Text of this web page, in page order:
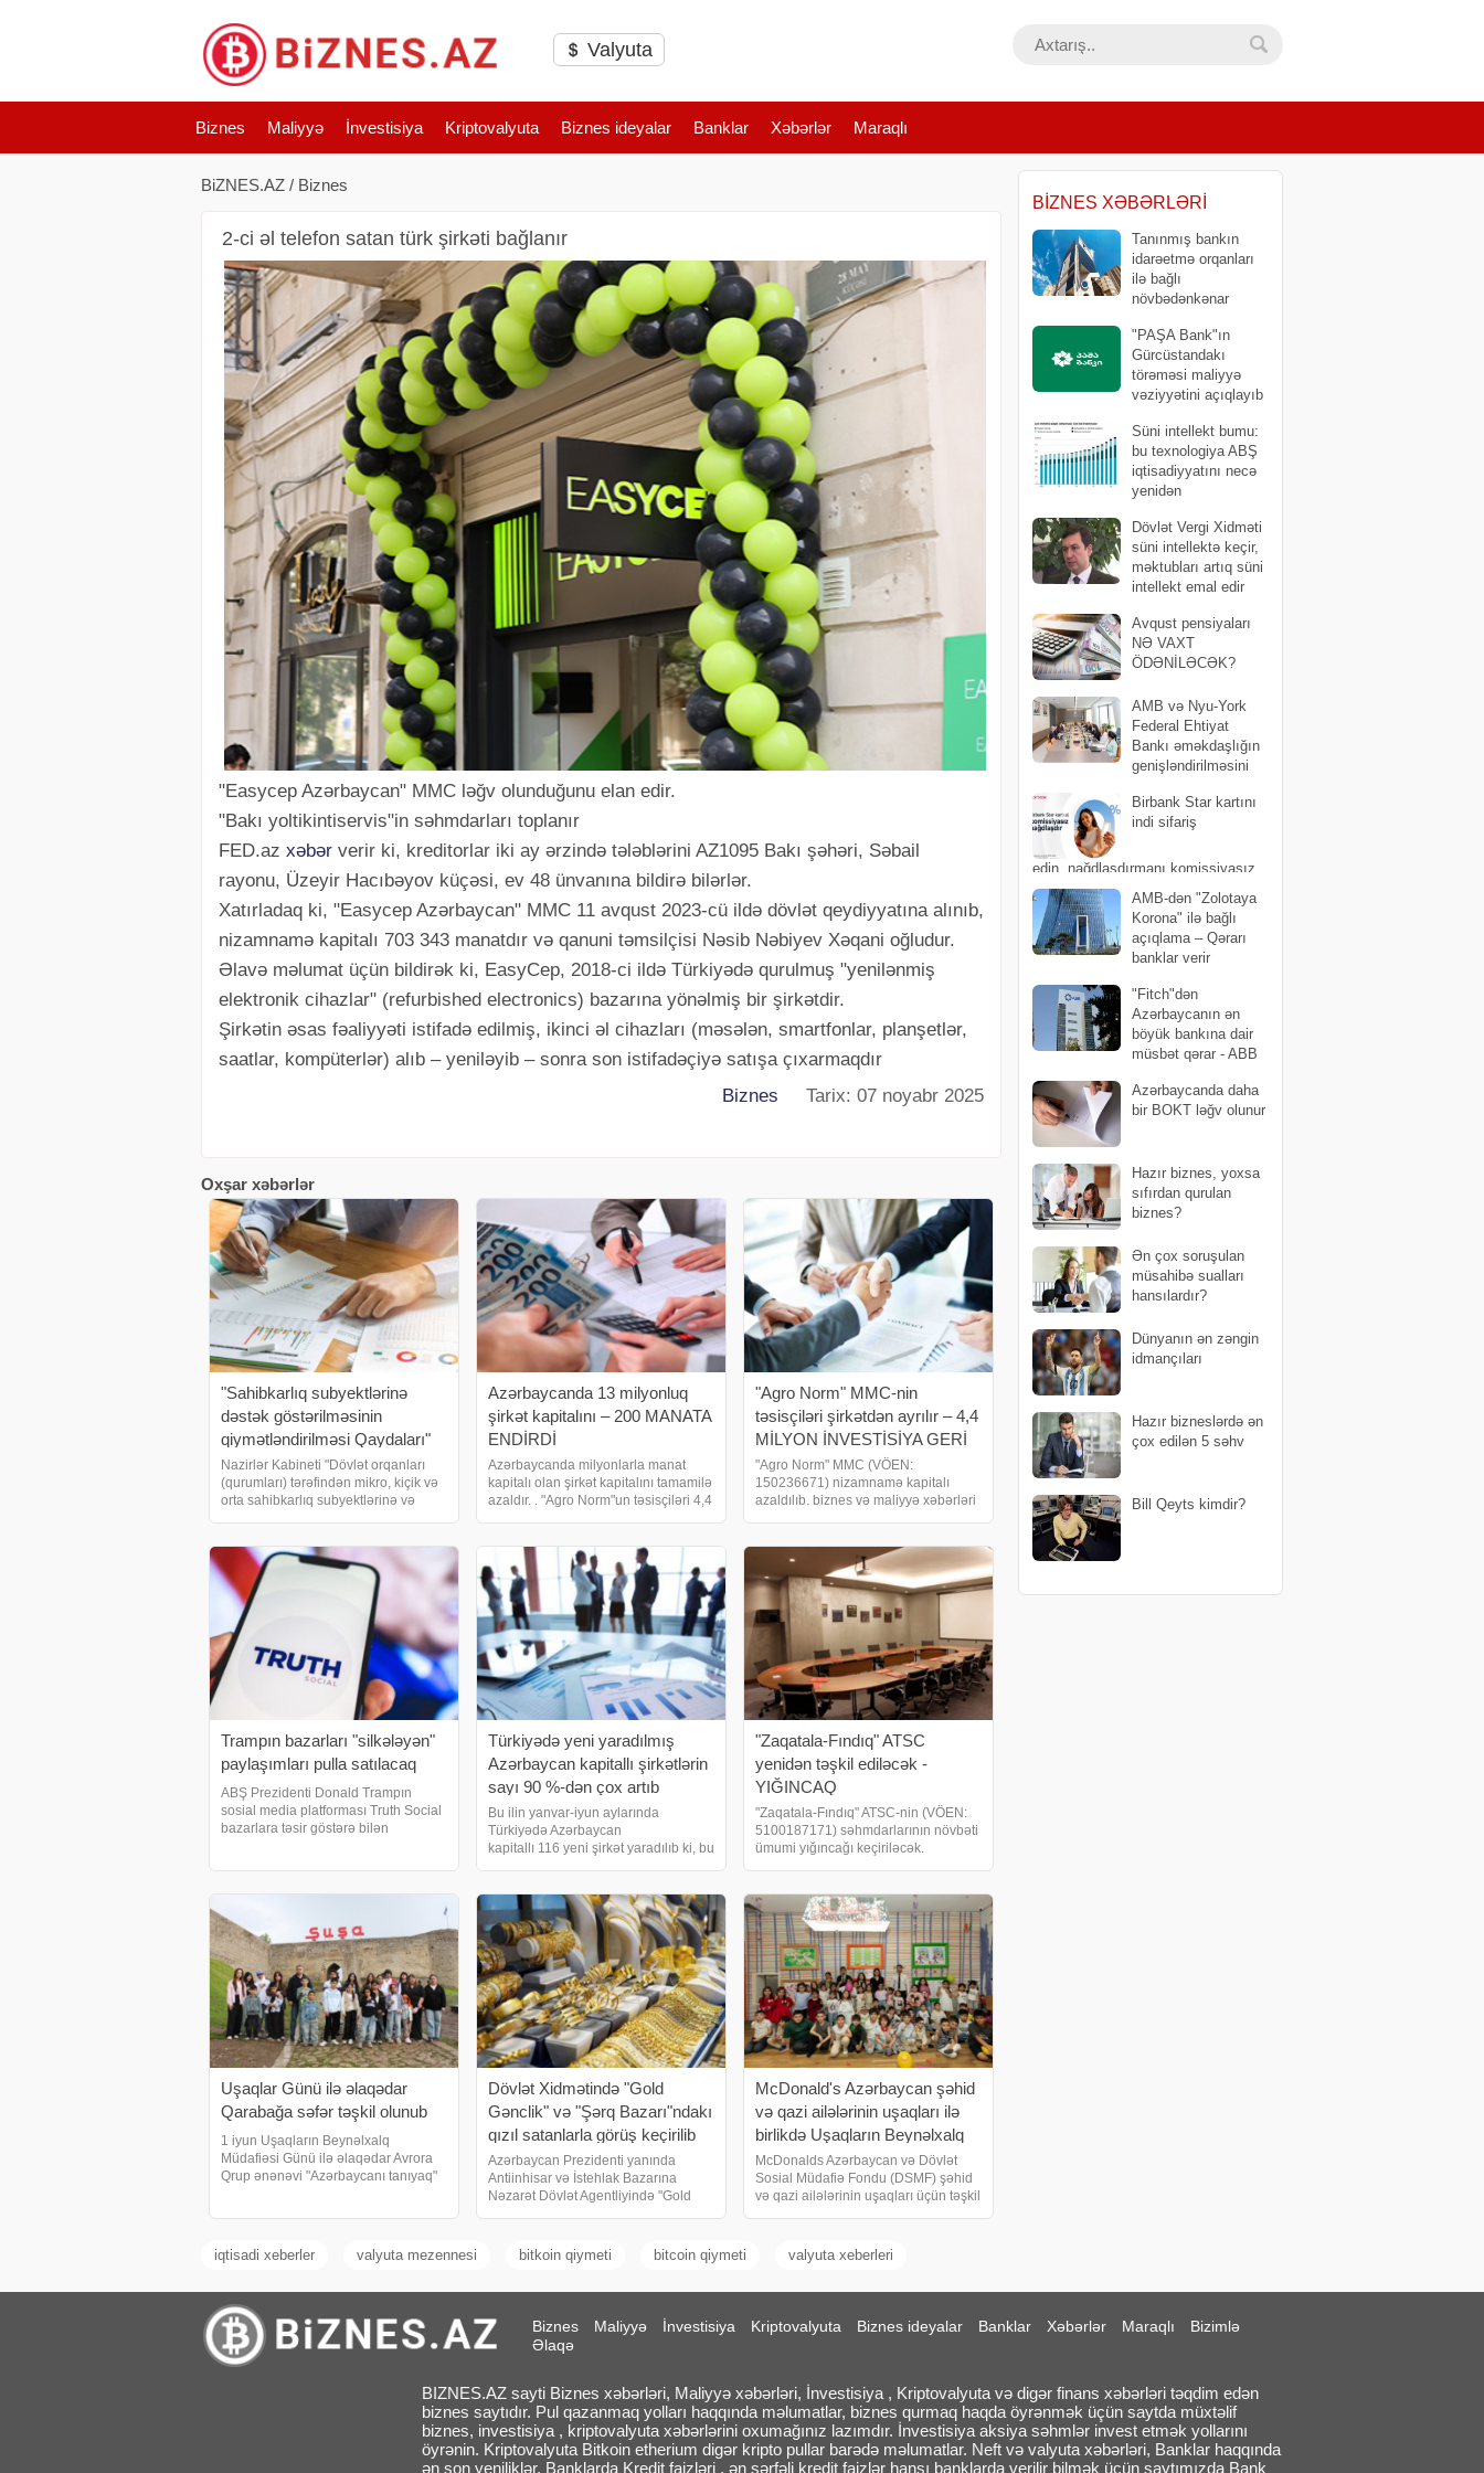
Valyuta
Biznes Maliyyə İnvestisiya Kriptovalyuta Biznes ideyalar Banklar Xəbərlər Maraqlı
BiZNES.AZ / Biznes
2-ci əl telefon satan türk şirkəti bağlanır
"Easycep Azərbaycan" MMC ləğv olunduğunu elan edir.
"Bakı yoltikintiservis"in səhmdarları toplanır
FED.az xəbər verir ki, kreditorlar iki ay ərzində tələblərini AZ1095 Bakı şəhəri, Səbail
rayonu, Üzeyir Hacıbəyov küçəsi, ev 48 ünvanına bildirə bilərlər.
Xatırladaq ki, "Easycep Azərbaycan" MMC 11 avqust 2023-cü ildə dövlət qeydiyyatına alınıb,
nizamnamə kapitalı 703 343 manatdır və qanuni təmsilçisi Nəsib Nəbiyev Xəqani oğludur.
Əlavə məlumat üçün bildirək ki, EasyCep, 2018-ci ildə Türkiyədə qurulmuş "yenilənmiş
elektronik cihazlar" (refurbished electronics) bazarına yönəlmiş bir şirkətdir.
Şirkətin əsas fəaliyyəti istifadə edilmiş, ikinci əl cihazları (məsələn, smartfonlar, planşetlər,
saatlar, kompüterlər) alıb – yeniləyib – sonra son istifadəçiyə satışa çıxarmaqdır
Biznes Tarix: 07 noyabr 2025
Oxşar xəbərlər
"Sahibkarlıq subyektlərinə
dəstək göstərilməsinin
qiymətləndirilməsi Qaydaları"
təsdiq edilib
Nazirlər Kabineti "Dövlət orqanları
(qurumları) tərəfindən mikro, kiçik və
orta sahibkarlıq subyektlərinə və
kiçik və orta sahibkarlıq subyektlərin
Azərbaycanda 13 milyonluq
şirkət kapitalını – 200 MANATA
ENDİRDİ
Azərbaycanda milyonlarla manat
kapitalı olan şirkət kapitalını tamamilə
azaldır. . "Agro Norm"un təsisçiləri 4,4
"Güvenli-Servis Management"
"Agro Norm" MMC-nin
təsisçiləri şirkətdən ayrılır – 4,4
MİLYON İNVESTİSİYA GERİ
ÇƏKİLİR
"Agro Norm" MMC (VÖEN:
150236671) nizamnamə kapitalı
azaldılıb. biznes və maliyyə xəbərləri
məxsus 3 milyon 210 min manat
dəyərində payın
Trampın bazarları "silkələyən"
paylaşımları pulla satılacaq
ABŞ Prezidenti Donald Trampın
sosial media platforması Truth Social
bazarlara təsir göstərə bilən
ki, Trut
Türkiyədə yeni yaradılmış
Azərbaycan kapitallı şirkətlərin
sayı 90 %-dən çox artıb
Bu ilin yanvar-iyun aylarında
Türkiyədə Azərbaycan
kapitallı 116 yeni şirkət yaradılıb ki, bu
Özbəkistanda Azərbaycan kapitallı
470-dən çox şirkət fəaliyyət göstərir
"Zaqatala-Fındıq" ATSC
yenidən təşkil ediləcək -
YIĞINCAQ
"Zaqatala-Fındıq" ATSC-nin (VÖEN:
5100187171) səhmdarlarının növbəti
ümumi yığıncağı keçiriləcək.
xəbərləri portalı xəbər verir ki,
yığıncağı
Uşaqlar Günü ilə əlaqədar
Qarabağa səfər təşkil olunub
1 iyun Uşaqların Beynəlxalq
Müdafiəsi Günü ilə əlaqədar Avrora
Qrup ənənəvi "Azərbaycanı tanıyaq"
Dövlət Xidmətində "Gold
Gənclik" və "Şərq Bazarı"ndakı
qızıl satanlarla görüş keçirilib
Azərbaycan Prezidenti yanında
Antiinhisar və İstehlak Bazarına
Nəzarət Dövlət Agentliyində "Gold
sahibkarlarla görüş keçirilib. Laçı
McDonald's Azərbaycan şəhid
və qazi ailələrinin uşaqları ilə
birlikdə Uşaqların Beynəlxalq
Müdafiəsi Gününü qeyd edib -
FOTO
McDonalds Azərbaycan və Dövlət
Sosial Müdafiə Fondu (DSMF) şəhid
və qazi ailələrinin uşaqları üçün təşkil
yenidən birlikdə qeyd ediblər.
McDonalds-ın Şüvəlan qəsəbəsind
BIZNES XƏBƏRLƏRI
Tanınmış bankın
idarəetmə orqanları
ilə bağlı
növbədənkənar
"PAŞA Bank"ın
Gürcüstandakı
törəməsi maliyyə
vəziyyətini açıqlayıb
Süni intellekt bumu:
bu texnologiya ABŞ
iqtisadiyyatını necə
yenidən
Dövlət Vergi Xidməti
süni intellektə keçir,
məktubları artıq süni
intellekt emal edir
Avqust pensiyaları
NƏ VAXT
ÖDƏNİLƏCƏK?
AMB və Nyu-York
Federal Ehtiyat
Bankı əməkdaşlığın
genişləndirilməsini
Birbank Star kartını
indi sifariş
edin, nağdlaşdırmanı komissiyasız
edin
AMB-dən "Zolotaya
Korona" ilə bağlı
açıqlama – Qərarı
banklar verir
"Fitch"dən
Azərbaycanın ən
böyük bankına dair
müsbət qərar - ABB
Azərbaycanda daha
bir BOKT ləğv olunur
Hazır biznes, yoxsa
sıfırdan qurulan
biznes?
Ən çox soruşulan
müsahibə sualları
hansılardır?
Dünyanın ən zəngin
idmançıları
Hazır bizneslərdə ən
çox edilən 5 səhv
Bill Qeyts kimdir?
iqtisadi xeberler valyuta mezennesi bitkoin qiymeti bitcoin qiymeti valyuta xeberleri
Biznes Maliyyə İnvestisiya Kriptovalyuta Biznes ideyalar Banklar Xəbərlər Maraqlı
Bizimlə
Əlaqə
BIZNES.AZ sayti Biznes xəbərləri, Maliyyə xəbərləri, İnvestisiya , Kriptovalyuta və digər finans xəbərləri təqdim edən
biznes saytıdır. Pul qazanmaq yolları haqqında məlumatlar, biznes qurmaq haqda öyrənmək üçün saytda müxtəlif
biznes, investisiya , kriptovalyuta xəbərlərini oxumağınız lazımdır. İnvestisiya aksiya səhmlər invest etmək yollarını
öyrənin. Kriptovalyuta Bitkoin etherium digər kripto pullar barədə məlumatlar. Neft və valyuta xəbərləri, Banklar haqqında
ən son yeniliklər. Banklarda Kredit faizləri , ən sərfəli kredit faizlər hansı banklarda verilir bilmək üçün saytımızda Bank